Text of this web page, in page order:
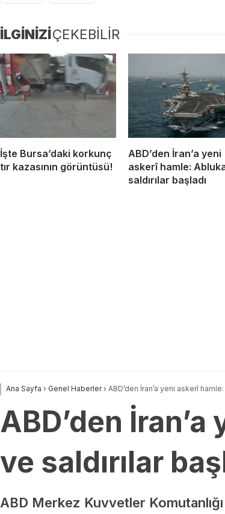
İLGİNİZİÇEKEBİLİR
İşte Bursa’daki korkunç
tır kazasının görüntüsü!
ABD’den İran’a yeni
askerî hamle:
saldırılar başladı
Ana Sayfa › Genel Haberler› ABD’den İran’a yeni askerî
ABD’den
ve saldırılar
ABD Merkez Kuvvetler